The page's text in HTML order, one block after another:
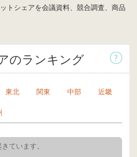
トシェアを会議資料、競合調査、商品
のランキング
東北 関東 中部 近畿